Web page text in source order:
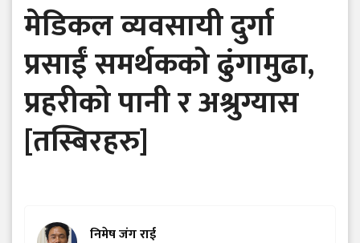
मेडिकल व्यवसायी दुर्गा
प्रसाईं समर्थकको ढुंगामुढा,
प्रहरीको पानी र अश्रुग्यास
[तस्बिरहरु]
निमेष जंग राई